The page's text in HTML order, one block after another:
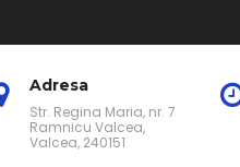
Adresa
Str. Regina Maria, nr. 7
Ramnicu Valcea,
Valcea, 240151